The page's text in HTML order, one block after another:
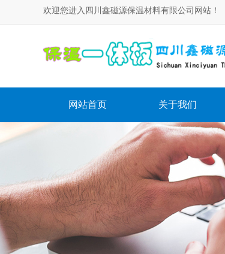
欢迎您进入四川鑫磁源保温材料有限公司网站！
网站首页 关于我们